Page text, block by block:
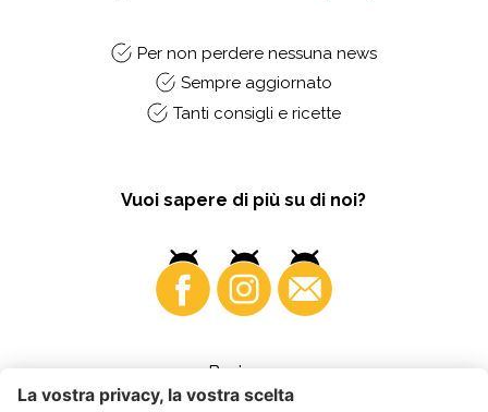
Per non perdere nessuna news
Sempre aggiornato
Tanti consigli e ricette
Vuoi sapere di più su di noi?
Business